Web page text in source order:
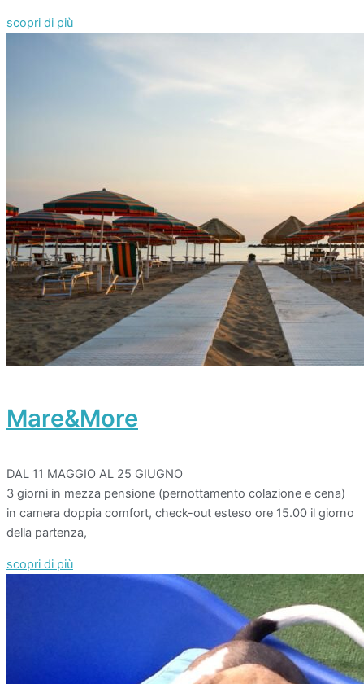
scopri di più
Mare&More
DAL 11 MAGGIO AL 25 GIUGNO
3 giorni in mezza pensione (pernottamento colazione e cena)
in camera doppia comfort, check-out esteso ore 15.00 il giorno
della partenza,
scopri di più